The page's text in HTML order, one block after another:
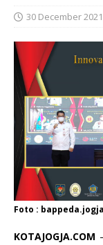
30 December 2021
Foto :
KOTAJOGJA.COM